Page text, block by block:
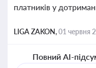
платників у
LIGA ZAKON,01 червня
Повний AI-